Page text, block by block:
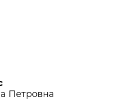
Петровна